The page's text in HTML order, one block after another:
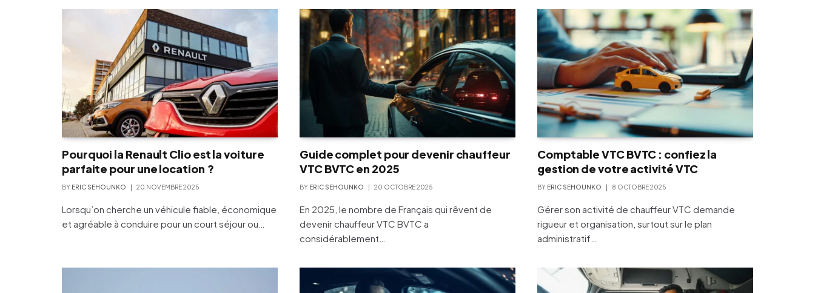
Pourquoi la Renault Clio est la voiture
parfaite pour une location ?
BY ERIC SEHOUNKO 20 NOVEMBRE 2025
Lorsqu’on cherche un véhicule fiable, économique
et agréable à conduire pour un court séjour ou…
Guide complet pour devenir chauffeur
VTC BVTC en 2025
BY ERIC SEHOUNKO 20 OCTOBRE 2025
En 2025, le nombre de Français qui rêvent de
devenir chauffeur VTC BVTC a
considérablement…
Comptable VTC BVTC : confiez la
gestion de votre activité VTC
BY ERIC SEHOUNKO 8 OCTOBRE 2025
Gérer son activité de chauffeur VTC demande
rigueur et organisation, surtout sur le plan
administratif…